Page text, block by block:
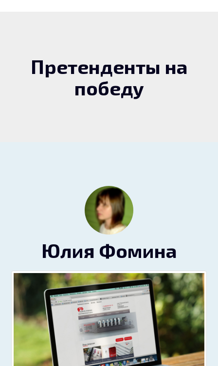
Претенденты на
победу
Юлия Фомина